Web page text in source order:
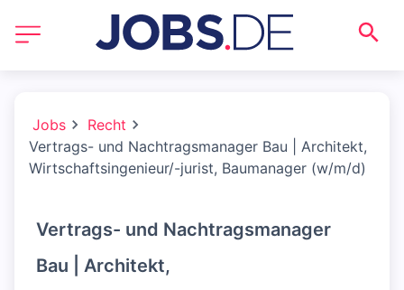
Jobs
Recht
Vertrags- und Nachtragsmanager Bau | Architekt,
Wirtschaftsingenieur/-jurist, Baumanager (w/m/d)
Vertrags- und Nachtragsmanager
Bau | Architekt,